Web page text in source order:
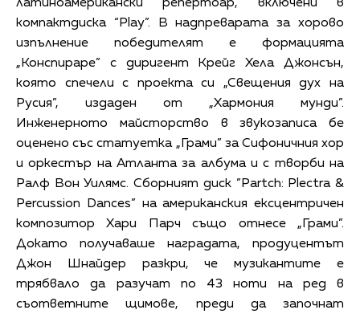
латиноамерикански репертоар, включени в
компактдиска “Play”. В надпреварата за хорово
изпълнение победителят е формацията
„Конспираре” с диригент Крейг Хела Джонсън,
която спечели с проекта си „Свещения дух на
Русия”, издаден от „Хармония мунди”.
Инженерното майсторство в звукозаписа бе
оценено със статуетка „Грами” за Сифоничния хор
и оркестър на Атланта за албума и с творби на
Ралф Вон Уилямс. Сборният диск ”Partch: Plectra &
Percussion Dances” на американския ексцентричен
композитор Хари Парч също отнесе „Грами”.
Докато получаваше наградата, продуцентът
Джон Шнайдер разкри, че музикантите е
трябвало да разучат по 43 ноти на ред в
съответните щимове, преди да започнат